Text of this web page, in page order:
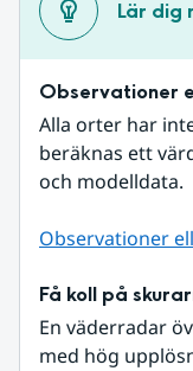
Lär dig
Observationer
Alla orter har
beräknas ett
och modelldata.
Observationer
Få koll på
En väderradar
med hög